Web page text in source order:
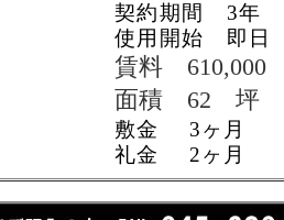
契約期間 3年
使用開始 即日
賃料
面積 62 坪
敷金 3ヶ月
礼金 2ヶ月